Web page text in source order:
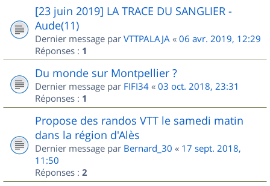
[23 juin 2019] LA TRACE DU SANGLIER -
Aude(11)
Dernier message par VTTPALAJA « 06 avr. 2019, 12:29
Réponses : 1
Du monde sur Montpellier ?
Dernier message par FIFI34 « 03 oct. 2018, 23:31
Réponses : 1
Propose des randos VTT le samedi matin
dans la région d'Alès
Dernier message par Bernard_30 « 17 sept. 2018,
11:50
Réponses : 2